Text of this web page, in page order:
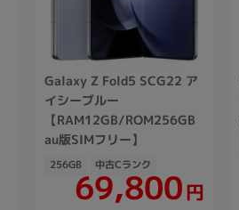
Galaxy Z Fold5 SCG22 ア
イシーブルー
【RAM12GB/ROM256GB
au版SIMフリー】
256GB 中古Cランク
69,800円